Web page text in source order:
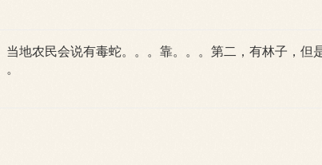
地农民会说有毒蛇。。。靠。。。第二，有林子，但